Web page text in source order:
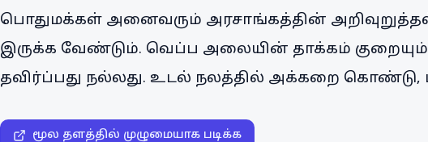
பொதுமக்கள் அனைவரும் அரசாங்கத்தின்
இருக்க வேண்டும். வெப்ப அலையின் தாக்கம்
தவிர்ப்பது நல்லது. உடல் நலத்தில் அக்கறை கொண்டு,
மூல தளத்தில் முழுமையாக படிக்க